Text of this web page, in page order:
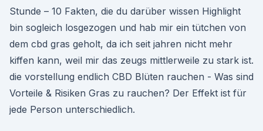
Stunde – 10 Fakten, die du darüber wissen Highlight
bin sogleich losgezogen und hab mir ein tütchen von
dem cbd gras geholt, da ich seit jahren nicht mehr
kiffen kann, weil mir das zeugs mittlerweile zu stark ist.
die vorstellung endlich CBD Blüten rauchen - Was sind
Vorteile & Risiken Gras zu rauchen? Der Effekt ist für
jede Person unterschiedlich.